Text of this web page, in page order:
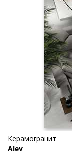
Керамогранит
Aley